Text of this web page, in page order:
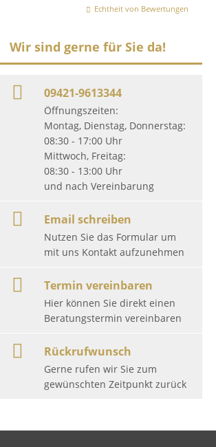
Echtheit von Bewertungen
Wir sind gerne für Sie da!
09421-9613344
Öffnungszeiten:
Montag, Dienstag, Donnerstag:
08:30 - 17:00 Uhr
Mittwoch, Freitag:
08:30 - 13:00 Uhr
und nach Vereinbarung
Email schreiben
Nutzen Sie das Formular um
mit uns Kontakt aufzunehmen
Termin vereinbaren
Hier können Sie direkt einen
Beratungstermin vereinbaren
Rückrufwunsch
Gerne rufen wir Sie zum
gewünschten Zeitpunkt zurück